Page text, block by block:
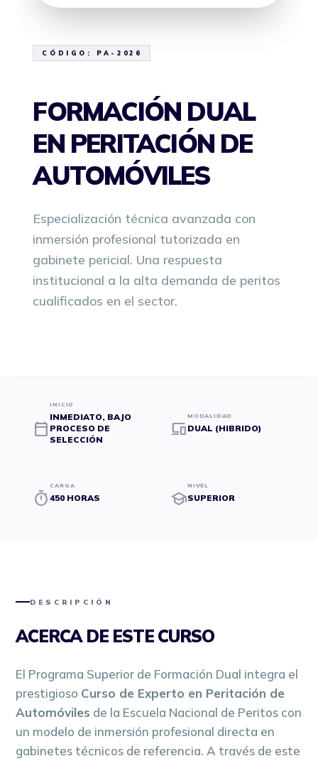
CÓDIGO: PA-2026
FORMACIÓN DUAL
EN PERITACIÓN DE
AUTOMÓVILES
Especialización técnica avanzada con
inmersión profesional tutorizada en
gabinete pericial. Una respuesta
institucional a la alta demanda de peritos
cualificados en el sector.
calendar_today
INICIO
INMEDIATO, BAJO
PROCESO DE
SELECCIÓN
devices
MODALIDAD
DUAL (HIBRIDO)
timer
CARGA
450 HORAS school
NIVEL
SUPERIOR
DESCRIPCIÓN
ACERCA DE ESTE CURSO
El Programa Superior de Formación Dual integra el
prestigioso Curso de Experto en Peritación de
Automóviles de la Escuela Nacional de Peritos con
un modelo de inmersión profesional directa en
gabinetes técnicos de referencia. A través de este